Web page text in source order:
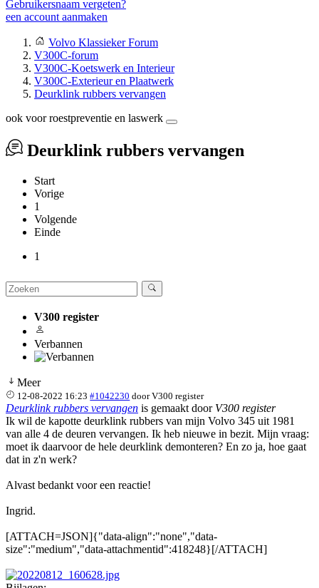
Gebruikersnaam vergeten?
een account aanmaken
Volvo Klassieker Forum
V300C-forum
V300C-Koetswerk en Interieur
V300C-Exterieur en Plaatwerk
Deurklink rubbers vervangen
ook voor roestpreventie en laswerk
Deurklink rubbers vervangen
Start
Vorige
1
Volgende
Einde
1
V300 register
Verbannen
Meer
12-08-2022 16:23 #1042230 doorV300 register
Deurklink rubbers vervangen is gemaakt door V300 register
Ik wil de kapotte deurklink rubbers van mijn Volvo 345 uit 1981
van alle 4 de deuren vervangen. Ik heb nieuwe in bezit. Mijn vraag:
moet ik daarvoor de hele deurklink demonteren? En zo ja, hoe gaat
dat in z'n werk?
Alvast bedankt voor een reactie!
Ingrid.
[ATTACH=JSON]{"data-align":"none","data-
size":"medium","data-attachmentid":418248}[/ATTACH]